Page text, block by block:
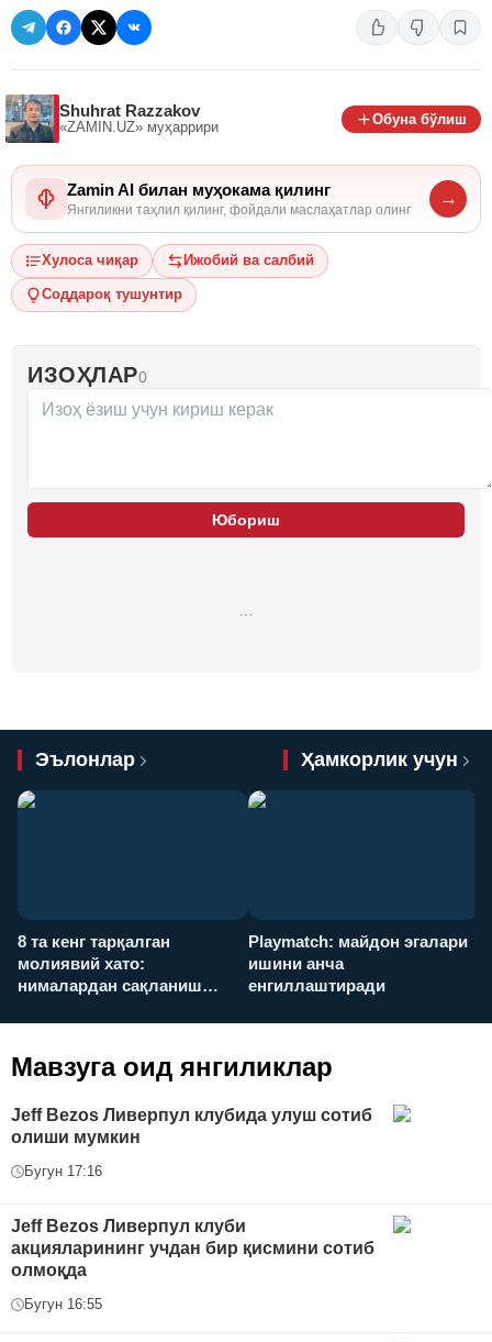
Shuhrat Razzakov
«ZAMIN.UZ» муҳаррири
Обуна бўлиш
Zamin AI билан муҳокама қилинг
Янгиликни таҳлил қилинг, фойдали маслаҳатлар олинг
→
Хулоса чиқар Ижобий ва салбий
Соддароқ тушунтир
ИЗОҲЛАР0
Юбориш
Эълонлар Ҳамкорлик учун
8 та кенг тарқалган
молиявий хато:
нималардан сақланиш
Playmatch: майдон эгалари
ишини анча
енгиллаштиради
Мавзуга оид янгиликлар
Jeff Bezos Ливерпул клубида улуш сотиб
олиши мумкин
Бугун 17:16
Jeff Bezos Ливерпул клуби
акцияларининг учдан бир қисмини сотиб
олмоқда
Бугун 16:55